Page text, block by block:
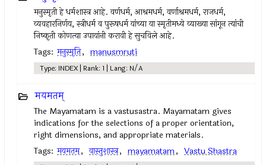
मनुस्मृती हे धर्मशास्त्र आहे. वर्णधर्म, आश्रमधर्म, वर्णाश्रमधर्म, राजधर्म,
व्यवहारनिर्णय, स्त्रीधर्म व पुरूषधर्म यांच्या या स्मृतीमध्ये व्याख्या सांगून त्यांची
निष्कृती कोणत्या उपायांनी करावी हे सुचविले आहे.
Tags: मनुस्मृति, manusmruti
Type: INDEX | Rank: 1 | Lang: N/A
मयमतम्‌
The Mayamatam is a vastusastra. Mayamatam gives
indications for the selections of a proper orientation,
right dimensions, and appropriate materials.
Tags: मयमतम्‌, वास्तुशास्त्र, mayamatam, Vastu Shastra